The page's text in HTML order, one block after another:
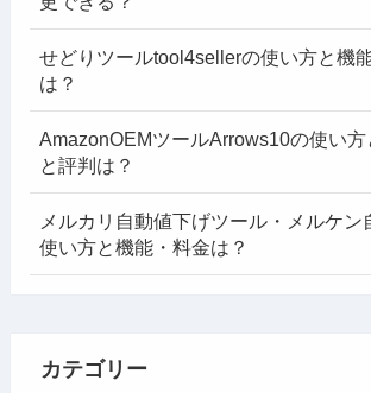
せどりツールtool4sellerの使い方と機
は？
AmazonOEMツールArrows10の使い
と評判は？
メルカリ自動値下げツール・メルケン
使い方と機能・料金は？
カテゴリー